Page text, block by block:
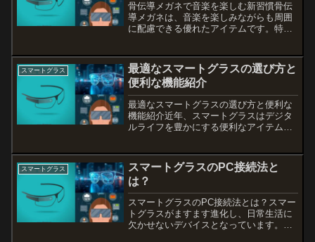
骨伝導メガネで音楽を楽しむ新習慣骨伝
導メガネは、音楽を楽しみながらも周囲
に配慮できる優れたアイテムです。特に
める助けになります。本記事では、骨伝
導メガネの活用法や選び方、...
スマートグラス
最適なスマートグラスの選び方と
便利な機能紹介
最適なスマートグラスの選び方と便利な
機能紹介近年、スマートグラスはデジタ
ルライフを豊かにする便利なアイテムと
について紹介します。スマートグラスを
選ぶ際に重要なポイントは...
スマートグラス
スマートグラスのPC接続法と
は？
スマートグラスのPC接続法とは？スマー
トグラスがますます進化し、日常生活に
欠かせないデバイスとなっています。特